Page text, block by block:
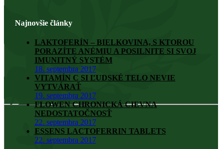
Najnovšie články
LAKTOFERÍN – BIELKOVINA, S KTOROU
PORAZÍTE ANÉMIU A POSILNITE SI SVOJ
IMUNITNÝ SYSTÉM
18. septembra 2017
VITAMÍN C SI ĽUDSKÉ TELO NEVIE
VYTVÁRAŤ
19. septembra 2017
FLOWEN CHRONICKÁ CIEVNA
NEDOSTATOČNOSŤ
22. septembra 2017
ESSENS LACTOFERRIN TABLETS
22. septembra 2017